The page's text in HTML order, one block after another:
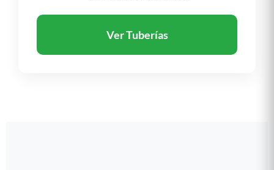
Ver Tuberías